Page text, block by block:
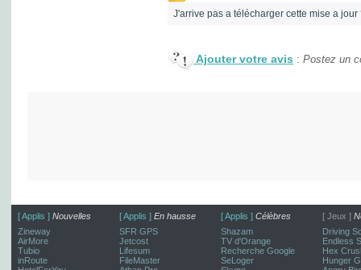
J'arrive pas a télécharger cette mise a
Ajouter votre avis : Postez un
[ Applis ] Nouvelles
Zineway
AirMore
Tubio
inRoute
[ Applis ] En hausse
SFR GPS
Jetcost
Lifesum
FileMaster
[ Applis ] Célèbres
Shazam
TV d'Orange
Recherche Google
SeLoger
[ Jeux ]
Driving
Endless
Hex
Hunger